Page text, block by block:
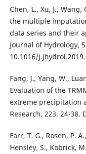
Chen, L., Xu, J.,
the multiple
data series and their
Journal of Hydrology,
10.1016/
Fang, J., Yang, W.,
Evaluation of the
extreme precipitation
Research, 223, 24-38.
Farr, T. G., Rosen, P.
Hensley, S., Kobrick,